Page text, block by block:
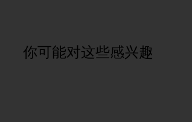
你可能对这些感兴趣